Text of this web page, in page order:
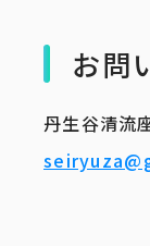
お問
丹生谷清流